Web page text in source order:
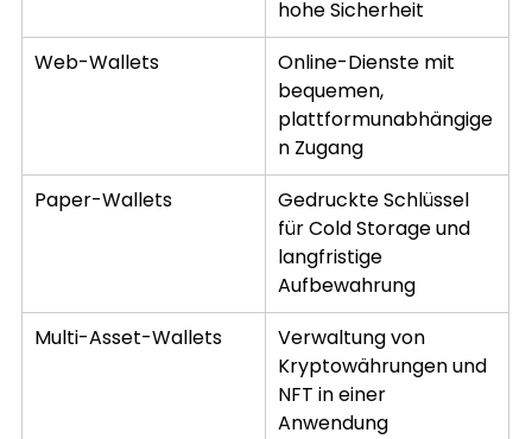
hohe Sicherheit
Web-Wallets
Online-Dienste mit
bequemen,
plattformunabhängige
n Zugang
Paper-Wallets
Gedruckte Schlüssel
für Cold Storage und
langfristige
Aufbewahrung
Multi-Asset-Wallets
Verwaltung von
Kryptowährungen und
NFT in einer
Anwendung